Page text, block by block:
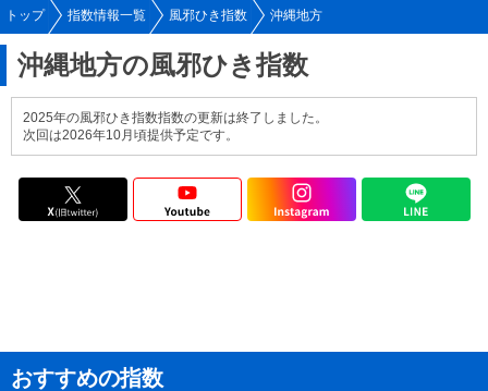
トップ 指数情報一覧 風邪ひき指数 沖縄地方
沖縄地方の風邪ひき指数
2025年の風邪ひき指数指数の更新は終了しました。
次回は2026年10月頃提供予定です。
おすすめの指数